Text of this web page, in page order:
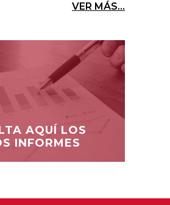
VER MÁS...
AQUÍ LOS
INFORMES